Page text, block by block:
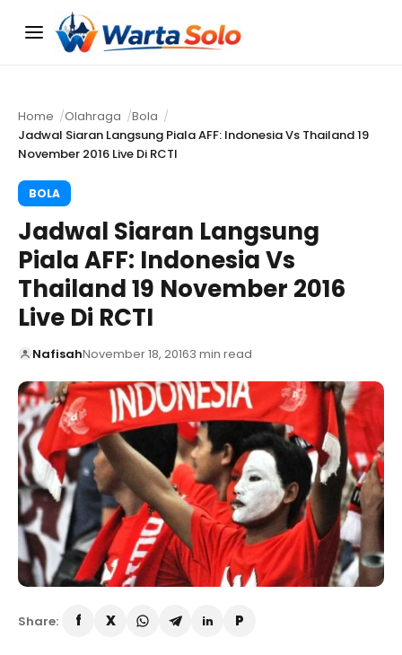
Menu
Home Olahraga
Bola
Jadwal Siaran Langsung Piala AFF: Indonesia Vs Thailand 19
November 2016 Live Di RCTI
BOLA
Jadwal Siaran Langsung
Piala AFF: Indonesia Vs
Thailand 19 November 2016
Live Di RCTI
NafisahNovember 18, 20163 min read
Share: